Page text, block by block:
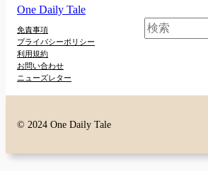
One Daily Tale
免責事項
プライバシーポリシー
利用規約
お問い合わせ
ニューズレター
検
© 2024 One Daily Tale